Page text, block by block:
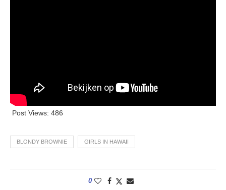
Post Views: 486
BLONDY BROWNIE GIRLS IN HAWAII
0